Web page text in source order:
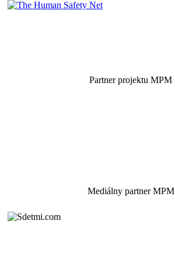
Partner projektu MPM
Mediálny partner MPM